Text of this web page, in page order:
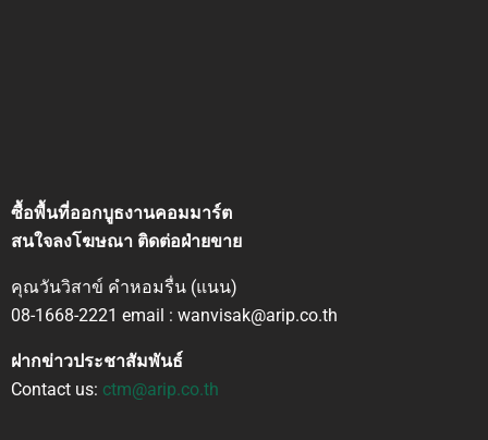
ซื้อพื้นที่ออกบูธงานคอมมาร์ต
สนใจลงโฆษณา ติดต่อฝ่ายขาย
คุณวันวิสาข์ คำหอมรื่น (แนน)
08-1668-2221 email : wanvisak@arip.co.th
ฝากข่าวประชาสัมพันธ์
Contact us: ctm@arip.co.th